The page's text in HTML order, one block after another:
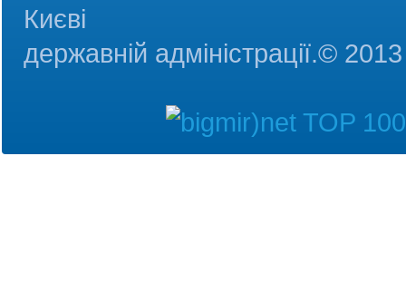
Києві
державній